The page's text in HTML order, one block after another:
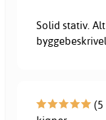
Solid stativ.
(5